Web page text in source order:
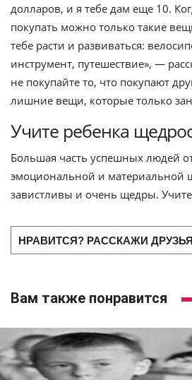
долларов, и я тебе дам еще 10.
покупать можно только такие
тебе расти и развиваться:
инструмент, путешествие», —
не покупайте то, что покупают
лишние вещи, которые только
Учите ребенка
Большая часть успешных людей
эмоциональной и материальной
завистливы и очень щедры.
НРАВИТСЯ? РАССКАЖИ
Вам также понравится